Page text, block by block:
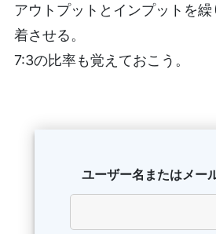
アウトプットとインプットを
着させる。
7:3の比率も覚えておこう。
ユーザー名またはメー